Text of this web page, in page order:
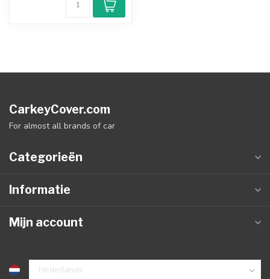
CarkeyCover.com
For almost all brands of car
Categorieën
Informatie
Mijn account